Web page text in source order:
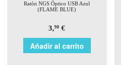
Ratón NGS Óptico USB Azul
(FLAME BLUE)
3,90 €
Añadir al carrito